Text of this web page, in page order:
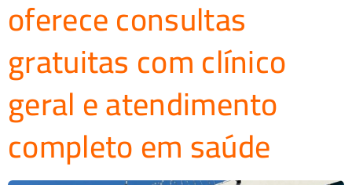
oferece consultas
gratuitas com clínico
geral e atendimento
completo em saúde